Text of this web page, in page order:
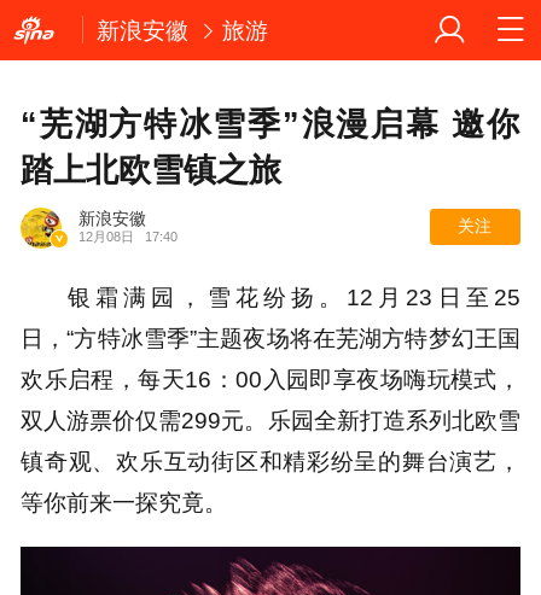
新浪安徽 旅游
“芜湖方特冰雪季”浪漫启幕 邀你
踏上北欧雪镇之旅
新浪安徽
12月08日 17:40
关注
银霜满园，雪花纷扬。12月23日至25
日，“方特冰雪季”主题夜场将在芜湖方特梦幻王国
欢乐启程，每天16：00入园即享夜场嗨玩模式，
双人游票价仅需299元。乐园全新打造系列北欧雪
镇奇观、欢乐互动街区和精彩纷呈的舞台演艺，
等你前来一探究竟。